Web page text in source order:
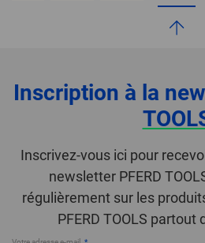
Inscription à la
Inscrivez-vous ici pour
newsletter PFERD
régulièrement sur les
PFERD TOOLS partout